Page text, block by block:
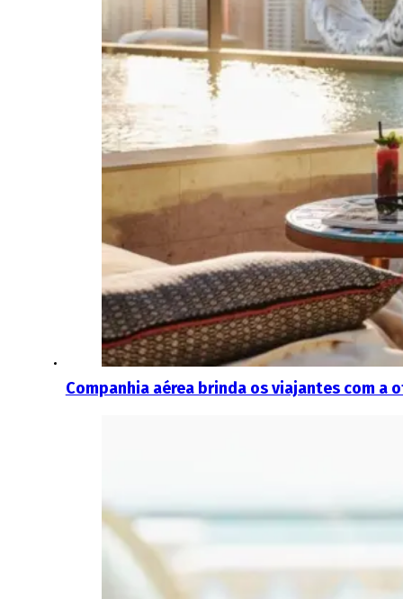
Companhia aérea brinda os viajantes com